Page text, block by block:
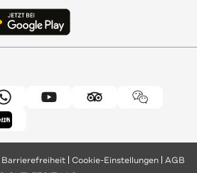
Barrierefreiheit Cookie-Einstellungen AGB